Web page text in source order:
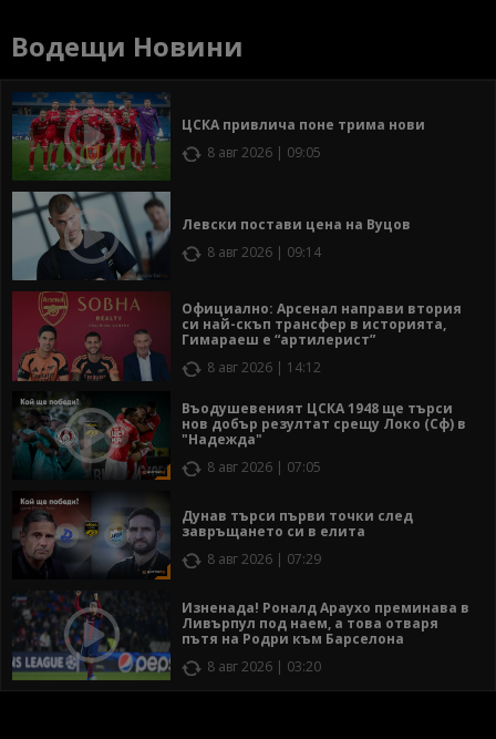
Водещи Новини
ЦСКА привлича поне трима нови
8 авг 2026 | 09:05
Левски постави цена на Вуцов
8 авг 2026 | 09:14
Официално: Арсенал направи втория
си най-скъп трансфер в историята,
Гимараеш е “артилерист”
8 авг 2026 | 14:12
Въодушевеният ЦСКА 1948 ще търси
нов добър резултат срещу Локо (Сф) в
"Надежда"
8 авг 2026 | 07:05
Дунав търси първи точки след
завръщането си в елита
8 авг 2026 | 07:29
Изненада! Роналд Араухо преминава в
Ливърпул под наем, а това отваря
пътя на Родри към Барселона
8 авг 2026 | 03:20